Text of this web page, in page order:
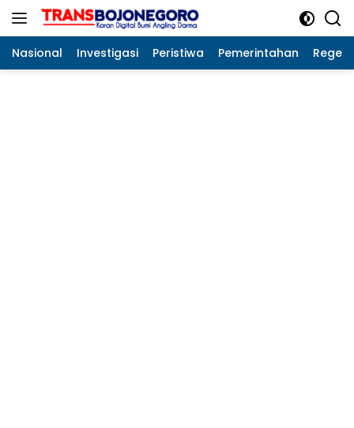
Langsung
Nasional Investigasi Peristiwa Pemerintahan